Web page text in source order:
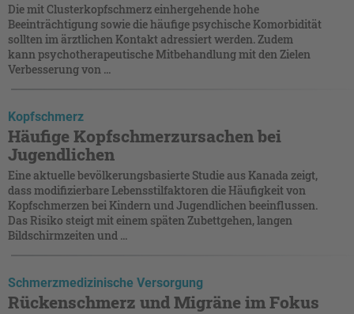
Die mit Clusterkopfschmerz einhergehende hohe
Beeinträchtigung sowie die häufige psychische Komorbidität
sollten im ärztlichen Kontakt adressiert werden. Zudem
kann psychotherapeutische Mitbehandlung mit den Zielen
Verbesserung von ...
Kopfschmerz
Häufige Kopfschmerzursachen bei
Jugendlichen
Eine aktuelle bevölkerungsbasierte Studie aus Kanada zeigt,
dass modifizierbare Lebensstilfaktoren die Häufigkeit von
Kopfschmerzen bei Kindern und Jugendlichen beeinflussen.
Das Risiko steigt mit einem späten Zubettgehen, langen
Bildschirmzeiten und ...
Schmerzmedizinische Versorgung
Rückenschmerz und Migräne im Fokus